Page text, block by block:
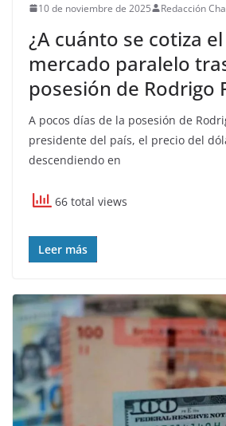
10 de noviembre de 2025 Redacción
¿A cuánto se cotiza
mercado paralelo
posesión de Rodrigo
A pocos días de la posesión de
presidente del país, el precio del
descendiendo en
66 total views
Leer más